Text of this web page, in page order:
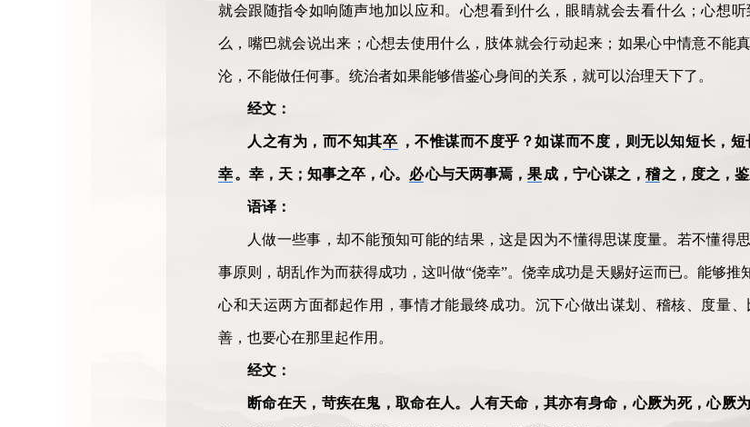
就会跟随指令如响随声地加以应和。心想看到什么，眼睛就会去看什么；心想
么，嘴巴就会说出来；心想去使用什么，肢体就会行动起来；如果心中情意不能
沦，不能做任何事。统治者如果能够借鉴心身间的关系，就可以治理天下了。
经文：
人之有为，而不知其卒 ，不惟谋而不度乎？如谋而不度，则无以知短长，
幸。幸，天；知事之卒，心。 必心与天两事焉， 果成，宁心谋之， 稽之，度之，
语译：
人做一些事，却不能预知可能的结果，这是因为不懂得思谋度量。若不懂得
事原则，胡乱作为而获得成功，这叫做“侥幸”。侥幸成功是天赐好运而已。能够推
心和天运两方面都起作用，事情才能最终成功。沉下心做出谋划、稽核、度量
善，也要心在那里起作用。
经文：
断命在天，苛疾在鬼，取命在人。人有天命，其亦有身命，心厥为死，心厥